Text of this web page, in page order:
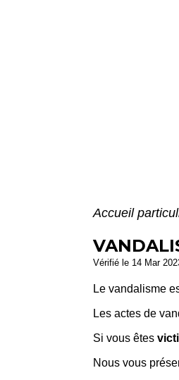
Accueil
Vérifié le 14 Mar
Le vandalisme
Les actes de
Si vous êtes
Nous vous